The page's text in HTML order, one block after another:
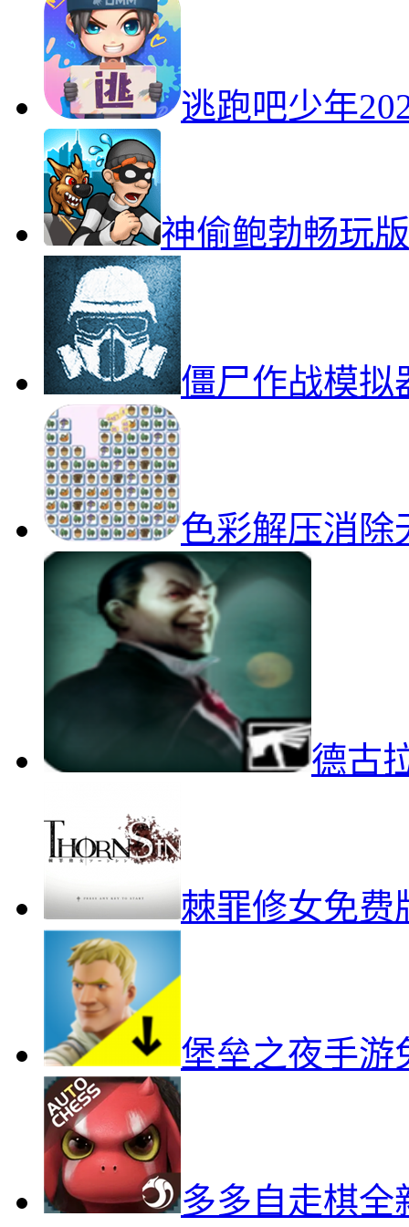
逃跑吧少年
神偷鲍勃畅玩
僵尸作战模拟
色彩解压消除
德古
棘罪修女免费
堡垒之夜手游
多多自走棋全